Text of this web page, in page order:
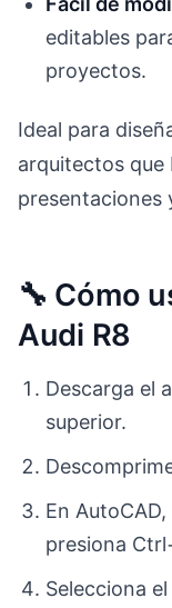
editables
proyectos.
Ideal para
arquitectos que
presentaciones
🔧 Cómo
Audi R8
Descarga el
superior.
En
presiona
Selecciona